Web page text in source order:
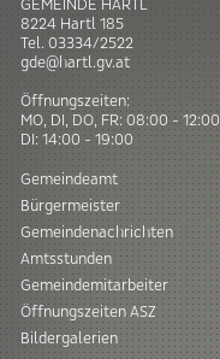
GEMEINDE HARTL
8224 Hartl185
Tel. 03334/2522
gde@hartl.gv.at
Öffnungszeiten:
MO, DI, DO, FR: 08:00 - 12:00
DI: 14:00 - 19:00
Gemeindeamt
Bürgermeister
Gemeindenachrichten
Amtsstunden
Gemeindemitarbeiter
Öffnungszeiten ASZ
Bildergalerien